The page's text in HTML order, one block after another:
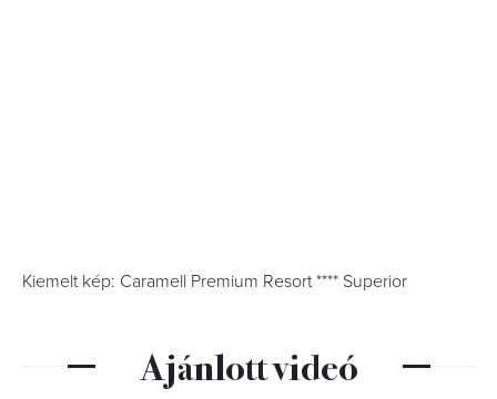
Kiemelt kép: Caramell Premium Resort **** Superior
Ajánlott videó